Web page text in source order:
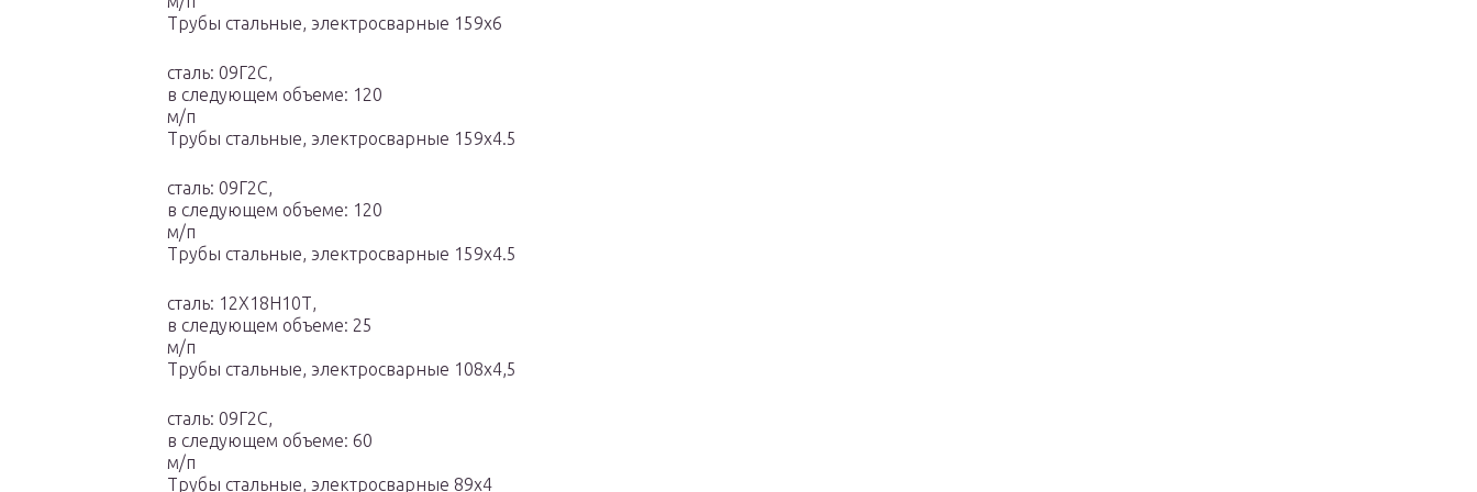
Трубы стальные, электросварные 159х6
сталь: 09Г2С,
в следующем объеме: 120
м/п
Трубы стальные, электросварные 159х4.5
сталь: 09Г2С,
в следующем объеме: 120
м/п
Трубы стальные, электросварные 159х4.5
сталь: 12Х18Н10Т,
в следующем объеме: 25
м/п
Трубы стальные, электросварные 108х4,5
сталь: 09Г2С,
в следующем объеме: 60
м/п
Трубы стальные, электросварные 89х4